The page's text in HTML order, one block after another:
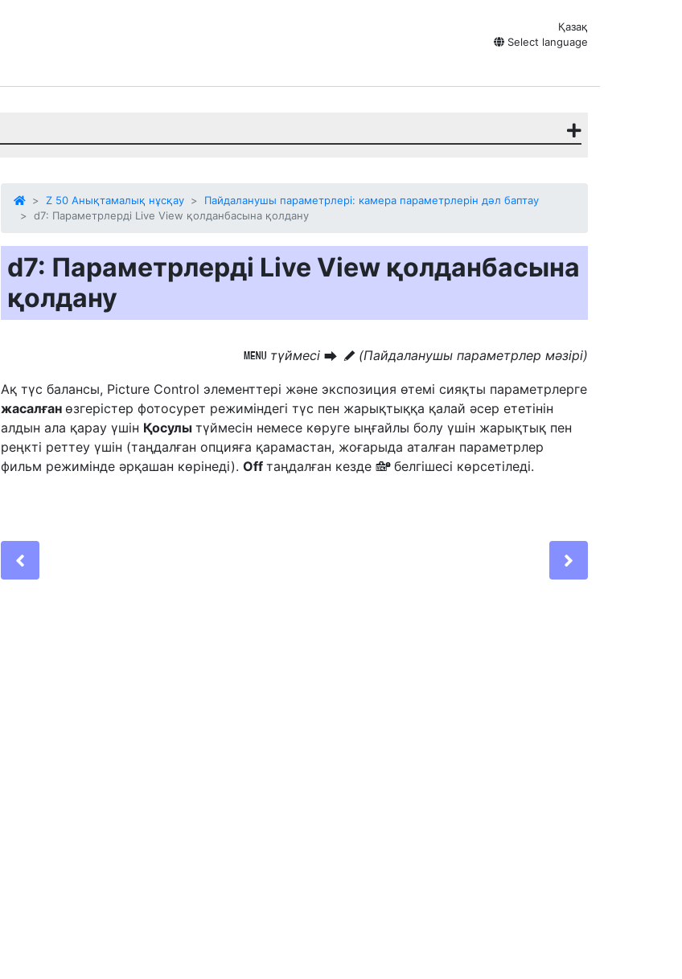
Қазақ
Select language
Z 50 Анықтамалық нұсқау
Пайдаланушы параметрлері: камера параметрлерін дәл баптау
d7: Параметрлерді Live View қолданбасына қолдану
d7: Параметрлерді Live View қолданбасына
қолдану
G түймесі U A (Пайдаланушы параметрлер мәзірі)
Ақ түс балансы, Picture Control элементтері және экспозиция өтемі сияқты параметрлерге
жасалған өзгерістер фотосурет режиміндегі түс пен жарықтыққа қалай әсер ететінін
алдын ала қарау үшін Қосулы түймесін немесе көруге ыңғайлы болу үшін жарықтық пен
реңкті реттеу үшін (таңдалған опцияға қарамастан, жоғарыда аталған параметрлер
фильм режимінде әрқашан көрінеді). Off таңдалған кезде g белгішесі көрсетіледі.